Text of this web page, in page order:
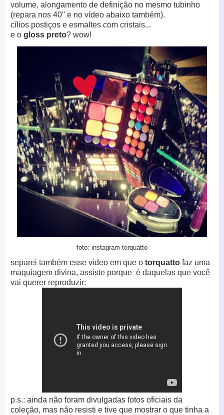
volume, alongamento de definição no mesmo tubinho
(repara nos 40'' e no vídeo abaixo também).
cílios postiços e esmaltes com cristais...
e o gloss preto? wow!
foto: instagram torquatto
separei também esse vídeo em que o torquatto faz uma
maquiagem divina, assiste porque é daquelas que você
vai querer reproduzir:
p.s.: ainda não foram divulgadas fotos oficiais da
coleção, mas não resisti e tive que mostrar o que tinha a